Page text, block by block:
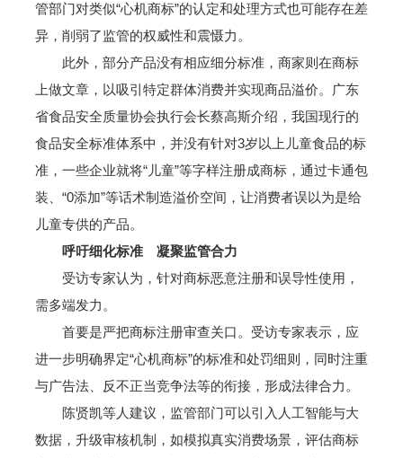
管部门对类似“心机商标”的认定和处理方式也可能存在差
异，削弱了监管的权威性和震慑力。
此外，部分产品没有相应细分标准，商家则在商标
上做文章，以吸引特定群体消费并实现商品溢价。广东
省食品安全质量协会执行会长蔡高斯介绍，我国现行的
食品安全标准体系中，并没有针对3岁以上儿童食品的标
准，一些企业就将“儿童”等字样注册成商标，通过卡通包
装、“0添加”等话术制造溢价空间，让消费者误以为是给
儿童专供的产品。
呼吁细化标准 凝聚监管合力
受访专家认为，针对商标恶意注册和误导性使用，
需多端发力。
首要是严把商标注册审查关口。受访专家表示，应
进一步明确界定“心机商标”的标准和处罚细则，同时注重
与广告法、反不正当竞争法等的衔接，形成法律合力。
陈贤凯等人建议，监管部门可以引入人工智能与大
数据，升级审核机制，如模拟真实消费场景，评估商标